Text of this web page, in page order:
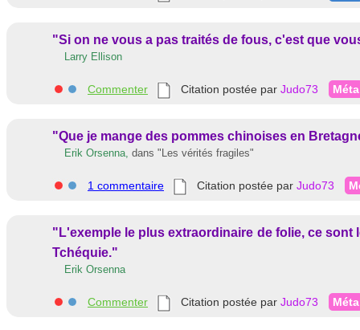
"Si on ne vous a pas traités de fous, c'est que
Larry Ellison
Commenter Citation postée par Judo73 Méta
"Que je mange des pommes chinoises en
Erik Orsenna, dans "Les vérités fragiles"
1 commentaire Citation postée par Judo73
"L'exemple le plus extraordinaire de folie, ce
Tchéquie."
Erik Orsenna
Commenter Citation postée par Judo73 Méta